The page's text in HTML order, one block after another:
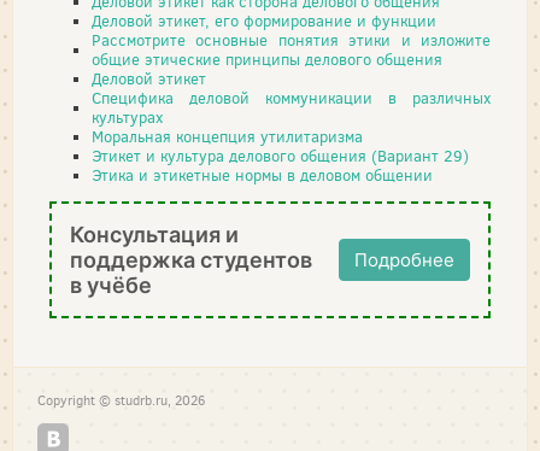
Деловой этикет, его формирование и функции
Рассмотрите основные понятия этики и изложите
общие этические принципы делового общения
Деловой этикет
Специфика деловой коммуникации в различных
культурах
Моральная концепция утилитаризма
Этикет и культура делового общения (Вариант 29)
Этика и этикетные нормы в деловом общении
Консультация и
поддержка студентов
в учёбе
Подробнее
Copyright © studrb.ru, 2026